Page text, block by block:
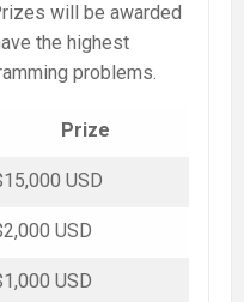
will be awarded
the highest
problems.
Prize
USD
USD
USD